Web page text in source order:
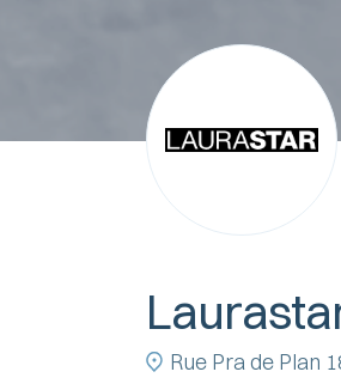
Rue Pra de Plan